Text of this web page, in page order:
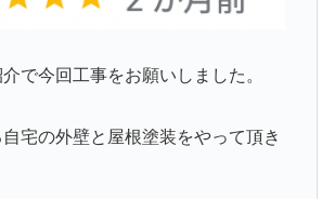
で今回工事をお願いしました。
宅の外壁と屋根塗装をやって頂き